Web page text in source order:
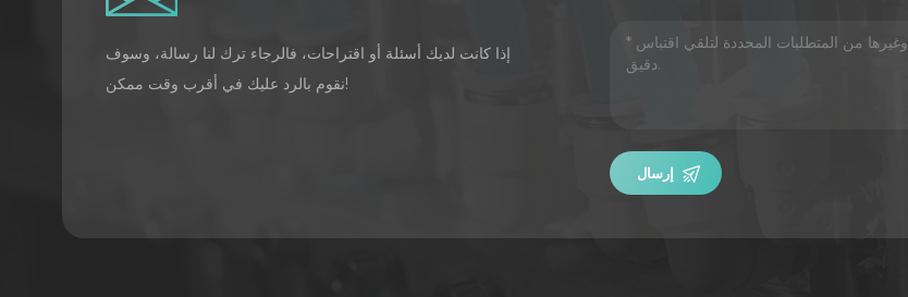
إذا كانت لديك أسئلة أو اقتراحات، فالرجاء ترك لنا رسالة، وسوف
نقوم بالرد عليك في أقرب وقت ممكن!
إرسال